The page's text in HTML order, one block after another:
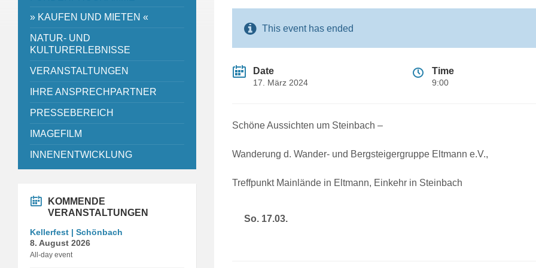
This event has ended
Date
17. März 2024
Time
9:00
Schöne Aussichten um Steinbach –
Wanderung d. Wander- und Bergsteigergruppe Eltmann e.V.,
Treffpunkt Mainlände in Eltmann, Einkehr in Steinbach
So. 17.03.
» KAUFEN UND MIETEN «
NATUR- UND
KULTURERLEBNISSE
VERANSTALTUNGEN
IHRE ANSPRECHPARTNER
PRESSEBEREICH
IMAGEFILM
INNENENTWICKLUNG
KOMMENDE
VERANSTALTUNGEN
Kellerfest | Schönbach
8. August 2026
All-day event